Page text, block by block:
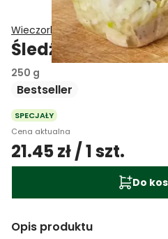
Bestseller
Wieczorkowscy
Śledź bez
250 g
SPECJAŁY
Cena aktualna
21.45 zł / 1 szt.
Do
Opis produktu